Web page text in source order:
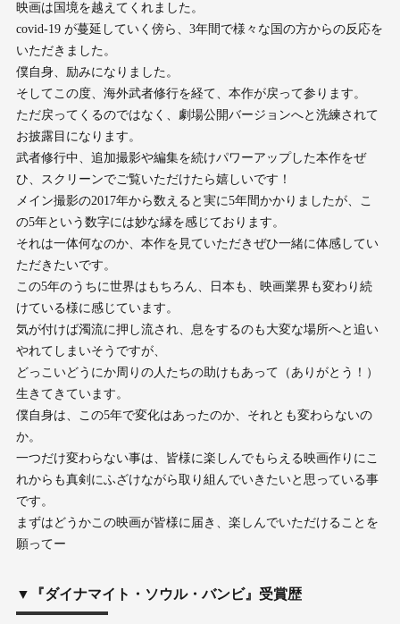
映画は国境を越えてくれました。
covid-19 が蔓延していく傍ら、3年間で様々な国の方からの反応を
いただきました。
僕自身、励みになりました。
そしてこの度、海外武者修行を経て、本作が戻って参ります。
ただ戻ってくるのではなく、劇場公開バージョンへと洗練されて
お披露目になります。
武者修行中、追加撮影や編集を続けパワーアップした本作をぜ
ひ、スクリーンでご覧いただけたら嬉しいです！
メイン撮影の2017年から数えると実に5年間かかりましたが、こ
の5年という数字には妙な縁を感じております。
それは一体何なのか、本作を見ていただきぜひ一緒に体感してい
ただきたいです。
この5年のうちに世界はもちろん、日本も、映画業界も変わり続
けている様に感じています。
気が付けば濁流に押し流され、息をするのも大変な場所へと追い
やれてしまいそうですが、
どっこいどうにか周りの人たちの助けもあって（ありがとう！）
生きてきています。
僕自身は、この5年で変化はあったのか、それとも変わらないの
か。
一つだけ変わらない事は、皆様に楽しんでもらえる映画作りにこ
れからも真剣にふざけながら取り組んでいきたいと思っている事
です。
まずはどうかこの映画が皆様に届き、楽しんでいただけることを
願ってー
▼『ダイナマイト・ソウル・バンビ』受賞歴